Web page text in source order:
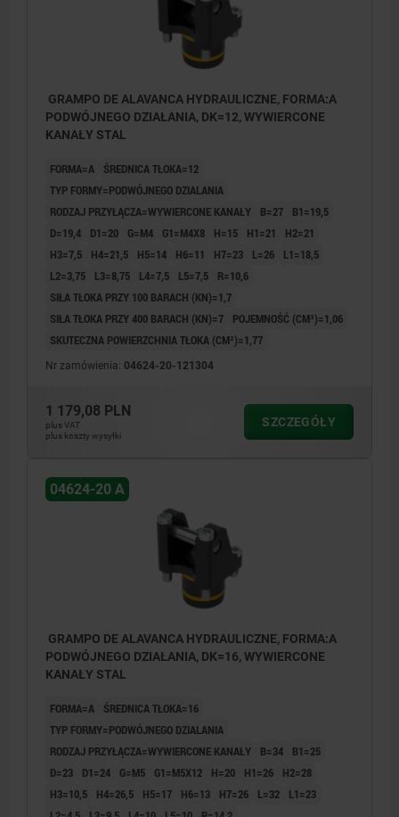
2) Skok (patrz 04624-30)
4) Kontur montażowy
5) Krawędzie zaokrąglone
6) Zwalnianie
8) Mocowanie
GRAMPO DE ALAVANCA HYDRAULICZNE, FORMA:A
PODWÓJNEGO DZIAŁANIA, DK=12, WYWIERCONE
KANAŁY STAL
FORMA=A
ŚREDNICA TŁOKA=12
TYP FORMY=PODWÓJNEGO DZIALANIA
RODZAJ PRZYŁĄCZA=WYWIERCONE KANAŁY
B=27
B1=19,5
D=19,4
D1=20 G=M4 G1=M4X8 H=15 H1=21
H2=21
H3=7,5
H4=21,5 H5=14 H6=11 H7=23 L=26
L1=18,5
L2=3,75
L3=8,75 L4=7,5 L5=7,5
R=10,6
SIŁA TŁOKA PRZY 100 BARACH (KN)=1,7
SIŁA TŁOKA PRZY 400 BARACH (KN)=7
POJEMNOŚĆ (CM³)=1,06
SKUTECZNA POWIERZCHNIA TŁOKA (CM²)=1,77
Nr zamówienia: 04624-20-121304
1 179,08 PLN
plus VAT
plus koszty wysyłki
SZCZEGÓŁY
04624-20 A
GRAMPO DE ALAVANCA HYDRAULICZNE, FORMA:A
PODWÓJNEGO DZIAŁANIA, DK=16, WYWIERCONE
KANAŁY STAL
FORMA=A
ŚREDNICA TŁOKA=16
TYP FORMY=PODWÓJNEGO DZIALANIA
RODZAJ PRZYŁĄCZA=WYWIERCONE KANAŁY
B=34
B1=25
D=23
D1=24 G=M5 G1=M5X12 H=20 H1=26
H2=28
H3=10,5
H4=26,5 H5=17 H6=13 H7=26 L=32
L1=23